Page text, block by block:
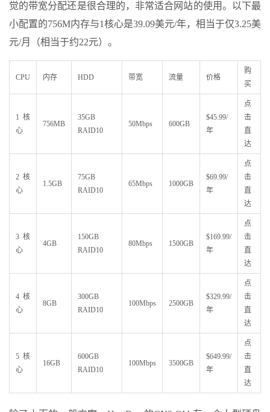
觉的带宽分配还是很合理的，非常适合网站的使用。以下最
小配置的756M内存与1核心是39.09美元/年，相当于仅3.25美
元/月（相当于约22元）。
CPU 内存 HDD 带宽 流量 价格
购
买
1核
心
756MB
35GB
RAID10
50Mbps 600GB
$45.99/
年
点
击
直
达
2核
心
1.5GB
75GB
RAID10
65Mbps 1000GB
$69.99/
年
点
击
直
达
3核
心
4GB
150GB
RAID10
80Mbps 1500GB
$169.99/
年
点
击
直
达
4核
心
8GB
300GB
RAID10
100Mbps 2500GB
$329.99/
年
点
击
直
达
5核
心
16GB
600GB
RAID10
100Mbps 3500GB
$649.99/
年
点
击
直
达